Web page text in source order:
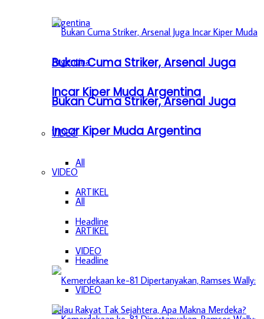
Bukan Cuma Striker, Arsenal Juga
Incar Kiper Muda Argentina
VIDEO
All
ARTIKEL
Headline
VIDEO
Bukan Cuma Striker, Arsenal Juga
Incar Kiper Muda Argentina
VIDEO
All
ARTIKEL
Headline
VIDEO